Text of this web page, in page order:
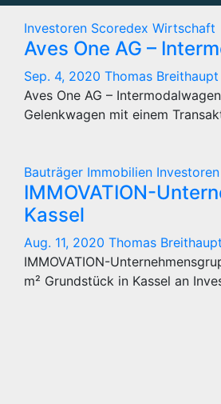
Investoren Scoredex Wirtschaft
Aves One AG –
Sep. 4, 2020 Thomas Breithaupt
Aves One AG –
Gelenkwagen mit einem
Bauträger Immobilien Investoren
IMMOVATION-
Kassel
Aug. 11, 2020 Thomas Breithaupt
IMMOVATION-
m² Grundstück in Kassel an